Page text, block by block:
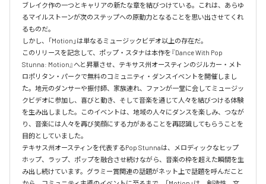
ブレイク作の一つとキャリアの新たな章を結びつけている。これは、あらゆ
るマイルストーンが次のステップへの原動力となることを思い出させてくれ
るものだ。
しかし、「Motion」は単なるミュージックビデオ以上の存在だ。
このリリースを記念して、ポップ・スタナは本作を『Dance With Pop
Stunna: Motion』へと昇華させ、テキサス州オースティンのジルカー・メト
ロポリタン・パークで無料のコミュニティ・ダンスイベントを開催しまし
た。地元のダンサーや振付師、家族連れ、ファンが一堂に会してミュージッ
クビデオに参加し、喜びと動き、そして音楽を通じて人々を結びつける体験
を生み出しました。このイベントは、地域の人々にダンスを楽しみ、つなが
り、音楽には人々を再び笑顔にする力があることを再認識してもらうことを
目的としていました。
テキサス州オースティンを代表するPop Stunnaは、メロディックなヒップ
ホップ、ラップ、ポップを融合させ続けながら、音楽の枠を超えた瞬間を生
み出し続けています。グラミー賞関連の話題がネット上で話題を呼んだこと